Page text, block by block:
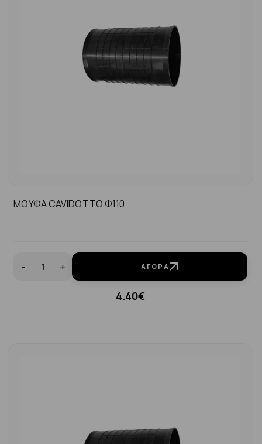
ΜΟΥΦΑ CAVIDOTTO Φ110
- + ΑΓΟΡΆ
4.40€